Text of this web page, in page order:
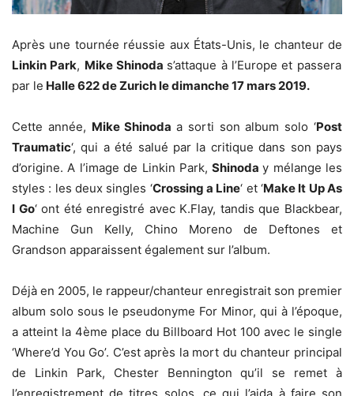
Après une tournée réussie aux États-Unis, le chanteur de
Linkin Park, Mike Shinoda s’attaque à l’Europe et passera
par le Halle 622 de Zurich le dimanche 17 mars 2019.
Cette année, Mike Shinodaa sorti son album solo ‘Post
Traumatic‘, qui a été salué par la critique dans son pays
d’origine. A l’image de Linkin Park, Shinoday mélange les
styles : les deux singles ‘Crossing a Line‘ et ‘Make It Up As
I Go‘ ont été enregistré avec K.Flay, tandis que Blackbear,
Machine Gun Kelly, Chino Moreno de Deftones et
Grandson apparaissent également sur l’album.
Déjà en 2005, le rappeur/chanteur enregistrait son premier
album solo sous le pseudonyme For Minor, qui à l’époque,
a atteint la 4ème place du Billboard Hot 100 avec le single
‘Where’d You Go’. C’est après la mort du chanteur principal
de Linkin Park, Chester Bennington qu’il se remet à